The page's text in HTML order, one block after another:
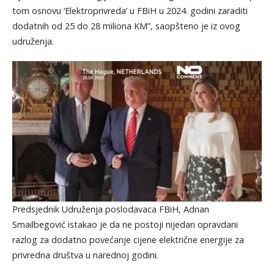
tom osnovu ‘Elektroprivreda’ u FBiH u 2024. godini zaraditi
dodatnih od 25 do 28 miliona KM”, saopšteno je iz ovog
udruženja.
Predsjednik Udruženja poslodavaca FBiH, Adnan
Smailbegović istakao je da ne postoji nijedan opravdani
razlog za dodatno povećanje cijene električne energije za
privredna društva u narednoj godini.